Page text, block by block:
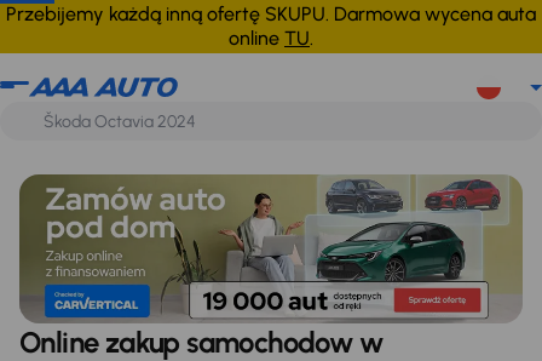
Przebijemy każdą inną ofertę SKUPU. Darmowa wycena auta
online TU.
Zakup online Anuluj wszystko
Online zakup samochodow w